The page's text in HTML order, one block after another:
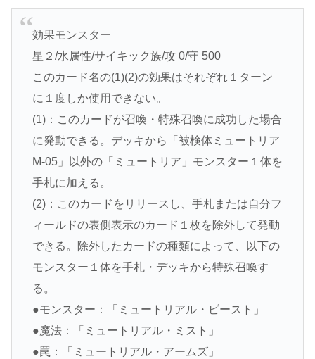
効果モンスター
星２/水属性/サイキック族/攻 0/守 500
このカード名の(1)(2)の効果はそれぞれ１ターン
に１度しか使用できない。
(1)：このカードが召喚・特殊召喚に成功した場合
に発動できる。デッキから「被検体ミュートリア
M-05」以外の「ミュートリア」モンスター１体を
手札に加える。
(2)：このカードをリリースし、手札または自分フ
ィールドの表側表示のカード１枚を除外して発動
できる。除外したカードの種類によって、以下の
モンスター１体を手札・デッキから特殊召喚す
る。
●モンスター：「ミュートリアル・ビースト」
●魔法：「ミュートリアル・ミスト」
●罠：「ミュートリアル・アームズ」